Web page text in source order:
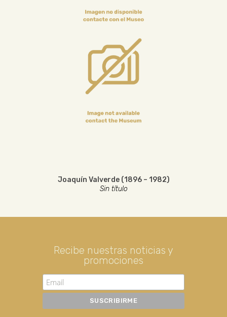
Joaquín Valverde (1896 – 1982)
Sin título
Recibe nuestras noticias y
promociones